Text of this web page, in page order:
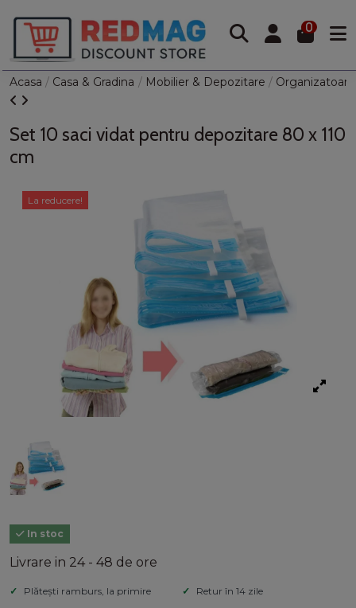
0
Acasa Casa & Gradina Mobilier & Depozitare
La reducere!
Set 10 saci vidat pentru depozitare 80 x 110
cm
In stoc
Livrare in 24 - 48 de ore
Plătești ramburs, la primire
Retur în 14 zile